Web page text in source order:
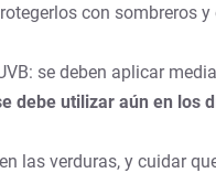
con sombreros
se deben aplicar
debe utilizar aún en los
las verduras, y cuidar